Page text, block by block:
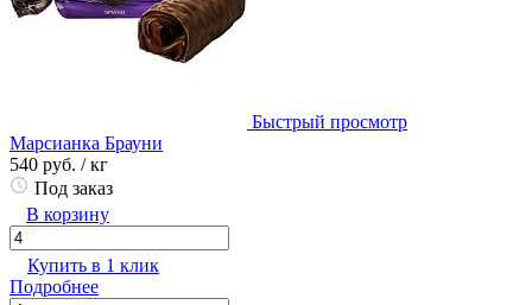
Быстрый просмотр
Марсианка Брауни
540 руб. / кг
Под заказ
В корзину
Купить в 1 клик
Подробнее